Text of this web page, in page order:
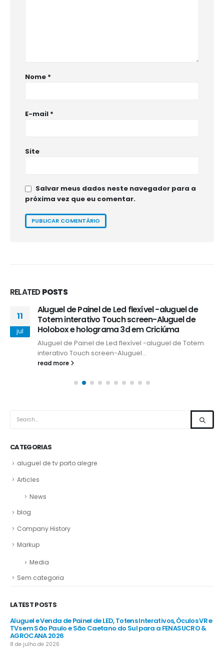
Nome *
E-mail *
Site
Salvar meus dados neste navegador para a
próxima vez que eu comentar.
RELATEDPOSTS
11
jul
Aluguel de Painel de Led flexível -aluguel de
Totem interativo Touch screen-Aluguel de
Holobox e holograma 3d em Criciúma
Aluguel de Painel de Led flexível -aluguel de Totem
interativo Touch screen-Aluguel...
read more
CATEGORIAS
aluguel de tv porto alegre
Articles
News
blog
Company History
Markup
Media
Sem categoria
LATEST POSTS
Aluguel e Venda de Painel de LED, Totens Interativos, Óculos VR e
TVs em São Paulo e São Caetano do Sul para a FENASUCRO &
AGROCANA 2026
8 de julho de 2026